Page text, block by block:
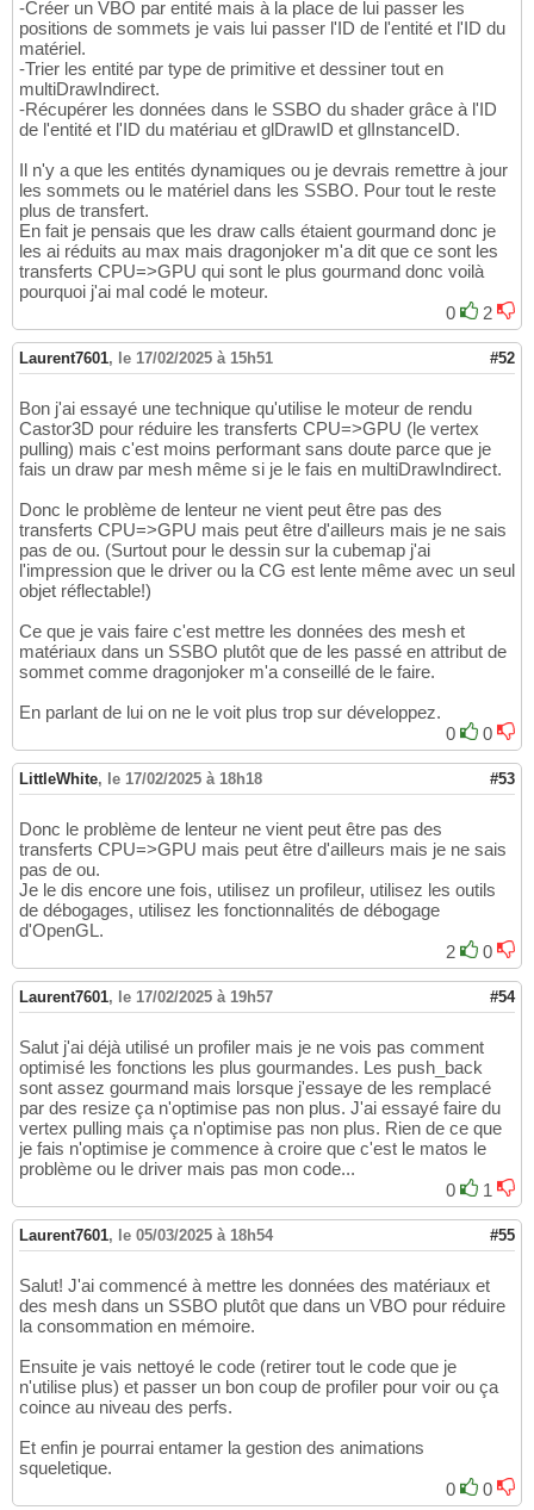
-Créer un VBO par entité mais à la place de lui passer les
positions de sommets je vais lui passer l'ID de l'entité et l'ID du
matériel.
-Trier les entité par type de primitive et dessiner tout en
multiDrawIndirect.
-Récupérer les données dans le SSBO du shader grâce à l'ID
de l'entité et l'ID du matériau et glDrawID et glInstanceID.
Il n'y a que les entités dynamiques ou je devrais remettre à jour
les sommets ou le matériel dans les SSBO. Pour tout le reste
plus de transfert.
En fait je pensais que les draw calls étaient gourmand donc je
les ai réduits au max mais dragonjoker m'a dit que ce sont les
transferts CPU=>GPU qui sont le plus gourmand donc voilà
pourquoi j'ai mal codé le moteur.
0
2
Laurent7601, le 17/02/2025 à 15h51 #52
Bon j'ai essayé une technique qu'utilise le moteur de rendu
Castor3D pour réduire les transferts CPU=>GPU (le vertex
pulling) mais c'est moins performant sans doute parce que je
fais un draw par mesh même si je le fais en multiDrawIndirect.
Donc le problème de lenteur ne vient peut être pas des
transferts CPU=>GPU mais peut être d'ailleurs mais je ne sais
pas de ou. (Surtout pour le dessin sur la cubemap j'ai
l'impression que le driver ou la CG est lente même avec un seul
objet réflectable!)
Ce que je vais faire c'est mettre les données des mesh et
matériaux dans un SSBO plutôt que de les passé en attribut de
sommet comme dragonjoker m'a conseillé de le faire.
En parlant de lui on ne le voit plus trop sur développez.
0
0
LittleWhite, le 17/02/2025 à 18h18 #53
Donc le problème de lenteur ne vient peut être pas des
transferts CPU=>GPU mais peut être d'ailleurs mais je ne sais
pas de ou.
Je le dis encore une fois, utilisez un profileur, utilisez les outils
de débogages, utilisez les fonctionnalités de débogage
d'OpenGL.
2
0
Laurent7601, le 17/02/2025 à 19h57 #54
Salut j'ai déjà utilisé un profiler mais je ne vois pas comment
optimisé les fonctions les plus gourmandes. Les push_back
sont assez gourmand mais lorsque j'essaye de les remplacé
par des resize ça n'optimise pas non plus. J'ai essayé faire du
vertex pulling mais ça n'optimise pas non plus. Rien de ce que
je fais n'optimise je commence à croire que c'est le matos le
problème ou le driver mais pas mon code...
0
1
Laurent7601, le 05/03/2025 à 18h54 #55
Salut! J'ai commencé à mettre les données des matériaux et
des mesh dans un SSBO plutôt que dans un VBO pour réduire
la consommation en mémoire.
Ensuite je vais nettoyé le code (retirer tout le code que je
n'utilise plus) et passer un bon coup de profiler pour voir ou ça
coince au niveau des perfs.
Et enfin je pourrai entamer la gestion des animations
squeletique.
0
0